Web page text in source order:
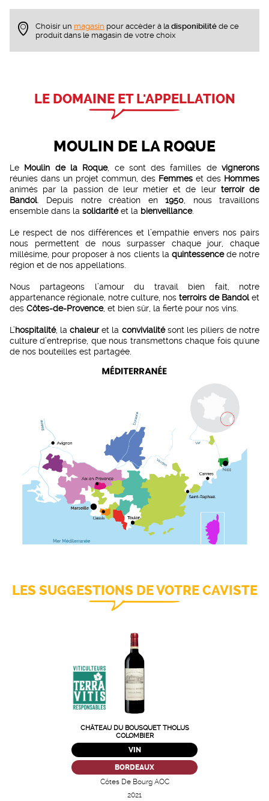
Choisir un magasin pour accèder à la disponibilité de ce
produit dans le magasin de votre choix
LE DOMAINE ET L'APPELLATION
MOULIN DE LA ROQUE
Le Moulin de la Roque, ce sont des familles devignerons
réunies dans un projet commun, des Femmes et des Hommes
animés par la passion de leur métier et de leur terroir de
Bandol. Depuis notre création en1950, nous travaillons
ensemble dans la solidaritéet la bienveillance.
Le respect de nos différences et l’empathie envers nos pairs
nous permettent de nous surpasser chaque jour, chaque
millésime, pour proposer à nos clients la quintessencede notre
région et de nos appellations.
Nous partageons l’amour du travail bien fait, notre
appartenance régionale, notre culture, nos terroirs de Bandolet
des Côtes-de-Provence, et bien sûr, la fierté pour nos vins.
L’hospitalité, lachaleuret la convivialitésont les piliers de notre
culture d’entreprise, que nous transmettons chaque fois qu'une
de nos bouteilles est partagée.
LES SUGGESTIONS DE VOTRE CAVISTE
CHÂTEAU DU BOUSQUET THOLUS
COLOMBIER
VIN
BORDEAUX
Côtes De Bourg AOC
2021